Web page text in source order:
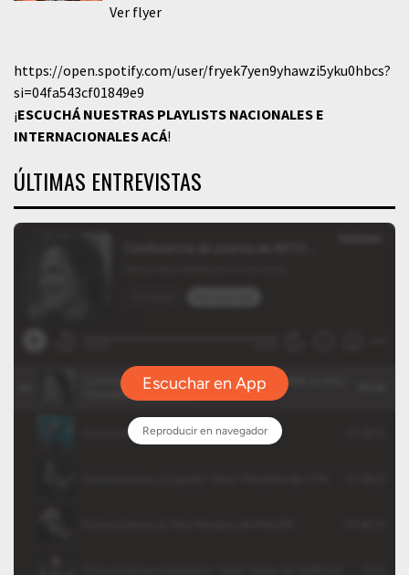
Ver flyer
https://open.spotify.com/user/fryek7yen9yhawzi5yku0hbcs?
si=04fa543cf01849e9
¡ESCUCHÁ NUESTRAS PLAYLISTS NACIONALES E
INTERNACIONALESACÁ!
ÚLTIMAS ENTREVISTAS